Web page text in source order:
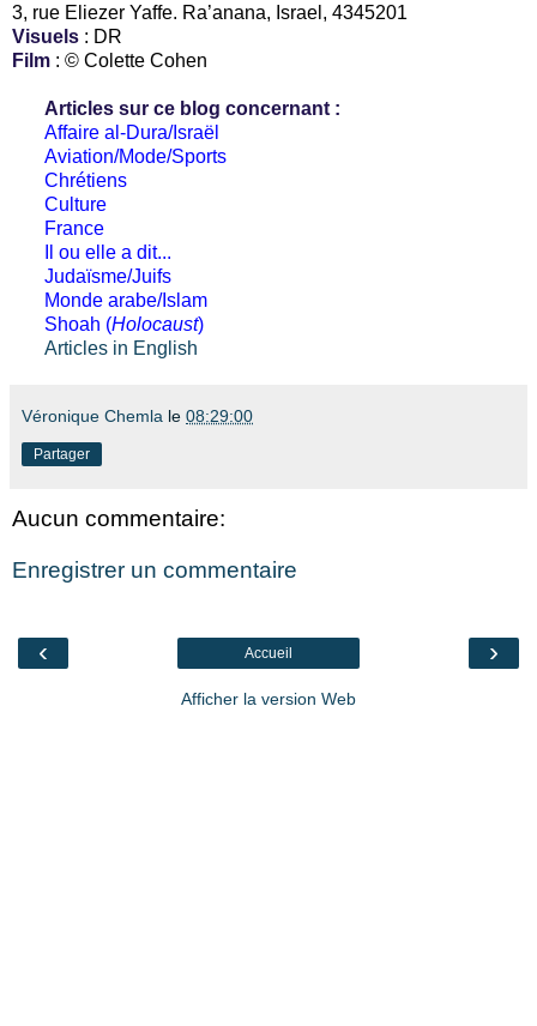
3, rue Eliezer Yaffe. Ra’anana, Israel, 4345201
Visuels : DR
Film : © Colette Cohen
Articles sur ce blog concernant :
Affaire al-Dura/Israël
Aviation/Mode/Sports
Chrétiens
Culture
France
Il ou elle a dit...
Judaïsme/Juifs
Monde arabe/Islam
Shoah (Holocaust)
Articles in English
Véronique Chemla le 08:29:00
Partager
Aucun commentaire:
Enregistrer un commentaire
‹ ›
Accueil
Afficher la version Web